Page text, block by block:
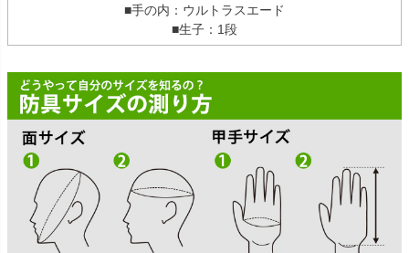
■手の内：ウルトラスエード
■生子：1段